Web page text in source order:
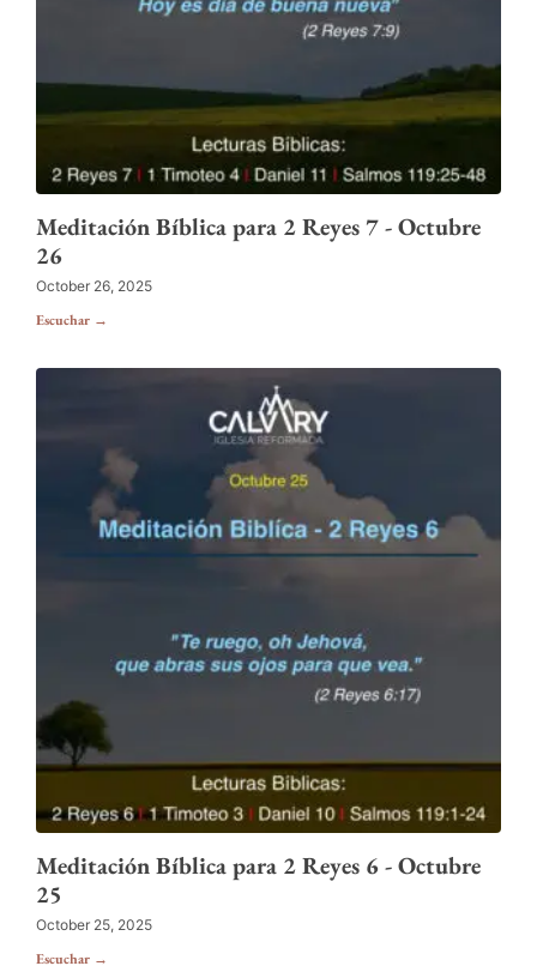
Meditación Bíblica para 2 Reyes 7 - Octubre
26
October 26, 2025
Escuchar →
Meditación Bíblica para 2 Reyes 6 - Octubre
25
October 25, 2025
Escuchar →